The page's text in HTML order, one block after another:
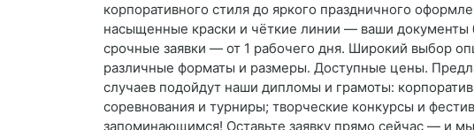
корпоративного стиля до яркого праздничного
насыщенные краски и чёткие линии — ваши документы
срочные заявки — от 1 рабочего дня. Широкий выбор
различные форматы и размеры. Доступные цены.
случаев подойдут наши дипломы и грамоты:
соревнования и турниры; творческие конкурсы и
запоминающимся! Оставьте заявку прямо сейчас — и